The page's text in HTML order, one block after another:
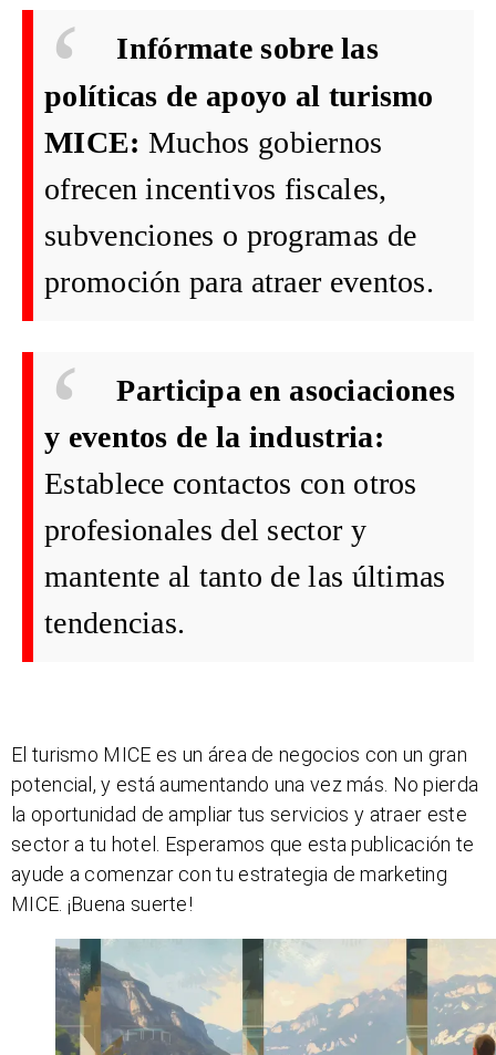
Infórmate sobre las
políticas de apoyo al turismo
MICE: Muchos gobiernos
ofrecen incentivos fiscales,
subvenciones o programas de
promoción para atraer eventos.
Participa en asociaciones
y eventos de la industria:
Establece contactos con otros
profesionales del sector y
mantente al tanto de las últimas
tendencias.
El turismo MICE es un área de negocios con un gran
potencial, y está aumentando una vez más. No pierda
la oportunidad de ampliar tus servicios y atraer este
sector a tu hotel. Esperamos que esta publicación te
ayude a comenzar con tu estrategia de marketing
MICE. ¡Buena suerte!